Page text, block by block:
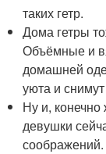
таких гетр.
Дома гетры
Объёмные и
домашней
уюта и
Ну и, конечно
девушки
соображений.